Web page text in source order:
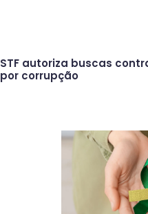
STF autoriza buscas
por corrupção